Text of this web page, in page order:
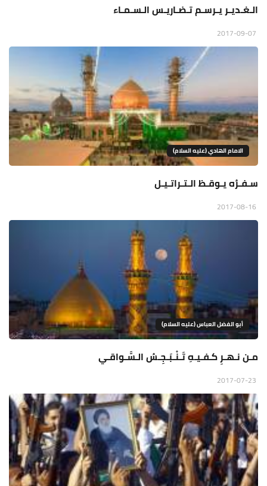
الـغـديـر يـرسـم تـضـاريـس الـسـمـاء
الامام الهادي (عليه السلام)
سـفـرُه يـوقـظ الـتـراتـيـل
أبو الفضل العباس (عليه السلام)
مـن نـهـرِ كـفـيـهِ تَـنْـبَـجِـسُ الـسَّـواقـي